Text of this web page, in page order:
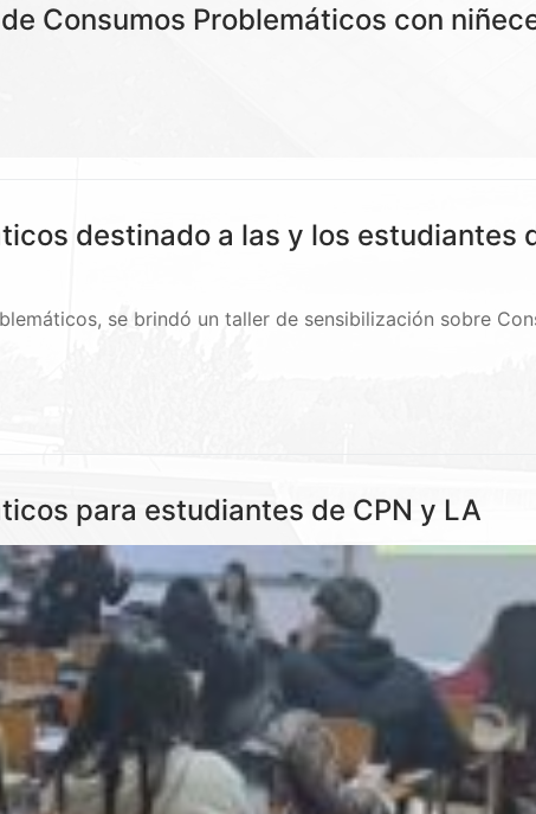
Consumos Problemáticos con
destinado a las y los estudiantes
se brindó un taller de sensibilización sobre
para estudiantes de CPN y LA